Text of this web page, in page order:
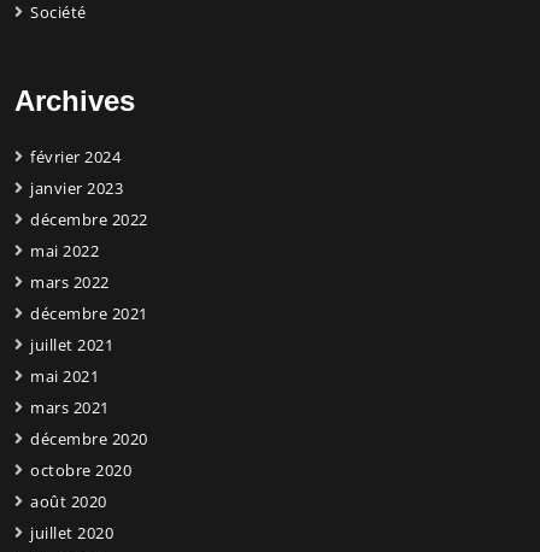
Société
Archives
février 2024
janvier 2023
décembre 2022
mai 2022
mars 2022
décembre 2021
juillet 2021
mai 2021
mars 2021
décembre 2020
octobre 2020
août 2020
juillet 2020